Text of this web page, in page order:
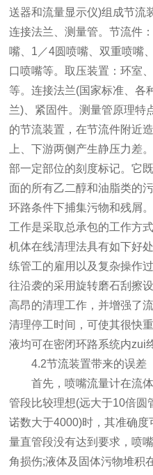
送器和流量显示仪)组成节流
连接法兰、测量管。节流件
嘴、1／4圆喷嘴、双重喷嘴
口喷嘴等。取压装置：环室
等。连接法兰(国家标准、各
兰)、紧固件。测量管原理特
的节流装置，在节流件附近
上、下游两侧产生静压力差
部一定部位的刻度标记。它
面的所有乙二醇和油脂类的
环路条件下捕集污物和残屑
工作是采取总承包的工作方
机体在线清理法具有如下好
练管工的雇用以及复杂操作
往沿袭的采用旋转磨石刮擦
高昂的清理工作，并增强了
清理停工时间，可使其很快
液均可在密闭环路系统内zui
4.2节流装置带来的误差
首先，喷嘴流量计在流体
管段比较理想(远大于10倍圆
诺数大于4000)时，其准确
量直管段没有达到要求，喷
角损伤;液体及固体污物堆积